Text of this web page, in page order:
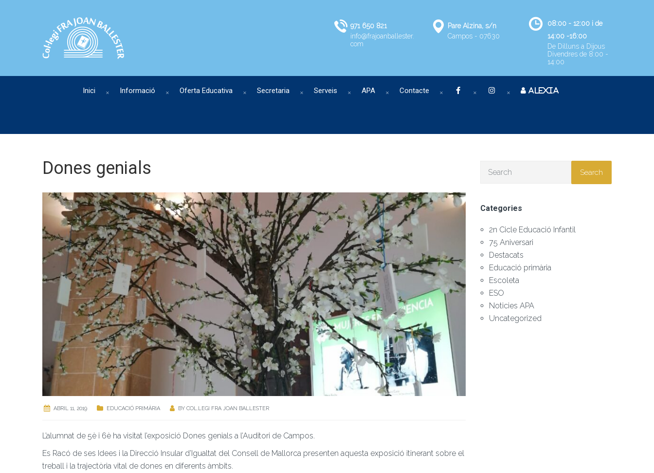
971 650 821
info@frajoanballester.
com
Pare Alzina, s/n
Campos - 07630
08:00 - 12:00 i de
14:00 -16:00
De Dilluns a Dijous
Divendres de 8:00 -
14:00
Inici Informació Oferta Educativa Secretaria Serveis APA Contacte ALEXIA
Dones genials
ABRIL 11, 2019 EDUCACIÓ PRIMÀRIA BY COL.LEGI FRA JOAN BALLESTER
L’alumnat de 5è i 6è ha visitat l’exposició Dones genials a l’Auditori de Campos.
Es Racó de ses Idees i la Direcció Insular d’Igualtat del Consell de Mallorca presenten aquesta exposició itinerant sobre el
treball i la trajectòria vital de dones en diferents àmbits.
Search
Categories
2n Cicle Educació Infantil
75 Aniversari
Destacats
Educació primària
Escoleta
ESO
Noticies APA
Uncategorized